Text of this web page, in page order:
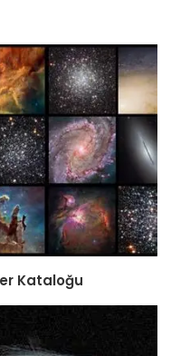
Kataloğu